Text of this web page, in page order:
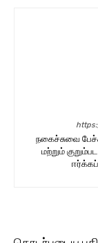
நகைச்சுவை
மற்றும்